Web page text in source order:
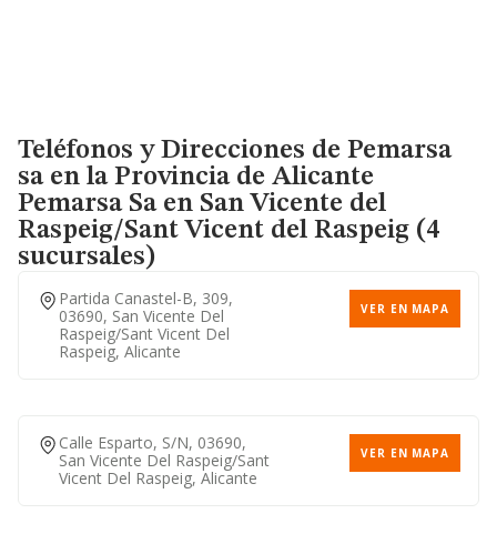
Teléfonos y Direcciones de Pemarsa
sa en la Provincia de Alicante
Pemarsa Saen San Vicente del
Raspeig/Sant Vicent del Raspeig (4
sucursales)
Partida Canastel-B, 309,
03690, San Vicente Del
Raspeig/sant Vicent Del
Raspeig, Alicante
VER EN MAPA
Calle Esparto, S/n, 03690,
San Vicente Del Raspeig/sant
Vicent Del Raspeig, Alicante
VER EN MAPA